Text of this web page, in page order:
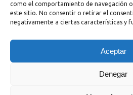
como el comportamiento de navegación
este sitio. No consentir o retirar el
negativamente a ciertas características y
Aceptar
Denegar
Powered by